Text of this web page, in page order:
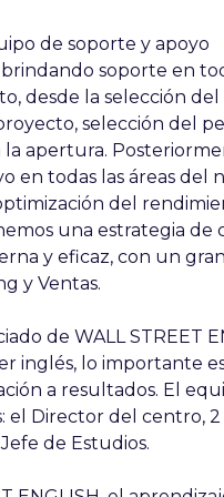
de soporte y apoyo
soporte en
desde la selección del
selección del
la apertura.
en todas las áreas del
del
una estrategia de
y eficaz, con un
y Ventas.
de WALL STREET
inglés, lo importante
a resultados. El
el Director del centro, 2
de Estudios.